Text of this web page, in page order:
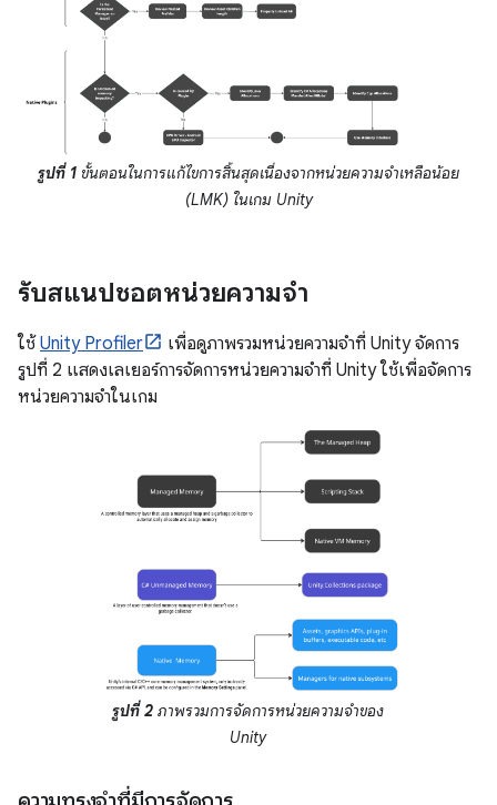
รูปที่ 1 ขั้นตอนในการแก้ไขการสิ้นสุดเนื่องจากหน่วยความจำเหลือน้อย
(LMK) ในเกม Unity
รับสแนปชอตหน่วยความจำ
ใช้ Unity Profiler
เพื่อดูภาพรวมหน่วยความจำที่ Unity จัดการ
รูปที่ 2 แสดงเลเยอร์การจัดการหน่วยความจำที่ Unity ใช้เพื่อจัดการ
หน่วยความจำในเกม
รูปที่ 2 ภาพรวมการจัดการหน่วยความจำของ
Unity